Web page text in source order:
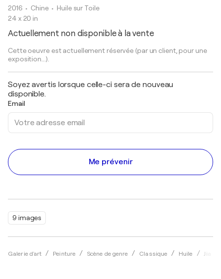
9 images
Galerie d'art Peinture Scène de genre Classique Huile Jia
2016 • Chine • Huile sur Toile
24 x 20 in
Actuellement non disponible à la vente
Cette oeuvre est actuellement réservée (par un client, pour une
exposition...).
Soyez avertis lorsque celle-ci sera de nouveau
disponible.
Email
Me prévenir